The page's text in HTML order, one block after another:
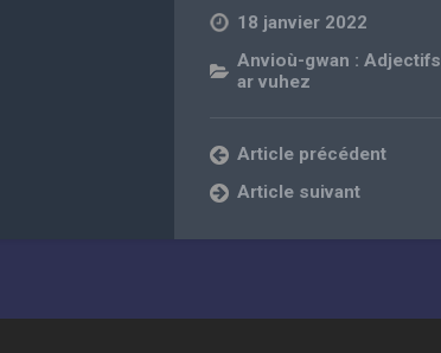
18 janvier 2022
Anvioù-gwan : Adjectifs
ar vuhez
Article précédent
Article suivant